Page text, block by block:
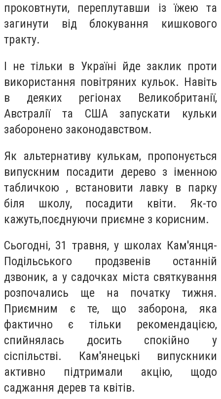
проковтнути, переплутавши із їжею та
загинути від блокування кишкового
тракту.
І не тільки в Україні йде заклик проти
використання повітряних кульок. Навіть
в деяких регіонах Великобританії,
Австралії та США запускати кульки
заборонено законодавством.
Як альтернативу кулькам, пропонується
випускним посадити дерево з іменною
табличкою , встановити лавку в парку
біля школу, посадити квіти. Як-то
кажуть,поєднуючи приємне з корисним.
Сьогодні, 31 травня, у школах Кам'янця-
Подільського продзвенів останній
дзвоник, а у садочках міста святкування
розпочались ще на початку тижня.
Приємним є те, що заборона, яка
фактично є тільки рекомендацією,
спийнялась досить спокійно у
сіспільстві. Кам'янецькі випускники
активно підтримали акцію, щодо
саджання дерев та квітів.